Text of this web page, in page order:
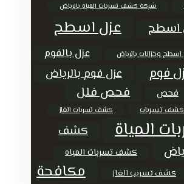
شركة كشف تسربات المياه بالرياض
اسطح
عزل اسطح
اسطح وخزانات بالرياض عزل بالفوم
فوم عزل فوم بالرياض
فحص فحص فلل
كشف تسربات كشف تسربات الغاز
المياة
كشف
كشف تسربات المياه
كشف تسريب الغاز
مكافحة